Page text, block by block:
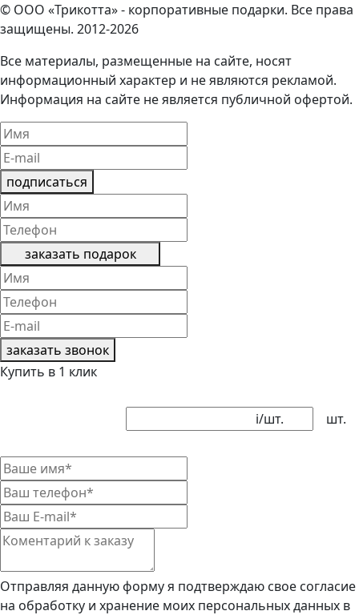
© ООО «Трикотта» - корпоративные подарки. Все права
защищены. 2012-2026
Все материалы, размещенные на сайте, носят
информационный характер и не являются рекламой.
Информация на сайте не является публичной офертой.
подписаться
заказать подарок
заказать звонок
Купить в 1 клик
шт.
i/шт.
Отправляя данную форму я подтверждаю свое согласие
на обработку и хранение моих персональных данных в